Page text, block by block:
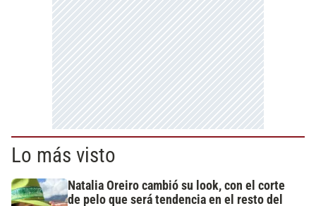
Lo más visto
Natalia Oreiro cambió su look, con el corte
de pelo que será tendencia en el resto del